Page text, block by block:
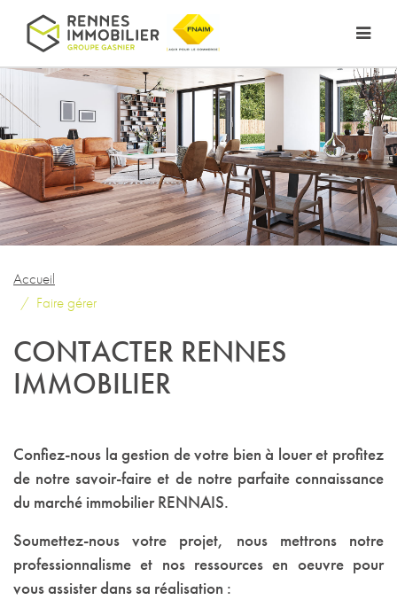
Accueil
Faire gérer
CONTACTER RENNES
IMMOBILIER
Confiez-nous la gestion de votre bien à louer et profitez
de notre savoir-faire et de notre parfaite connaissance
du marché immobilier RENNAIS.
Soumettez-nous votre projet, nous mettrons notre
professionnalisme et nos ressources en oeuvre pour
vous assister dans sa réalisation :